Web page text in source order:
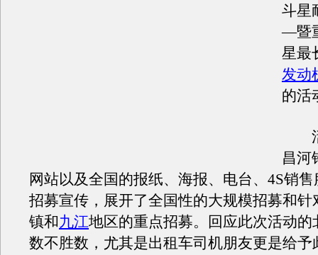
斗星
—暨
星最
发动
的活
活
昌河
网站以及全国的报纸、海报、电台、4S销
招募宣传，展开了全国性的大规模招募和针
镇和九江地区的重点招募。回应此次活动的
数不胜数，尤其是出租车司机朋友更是给予